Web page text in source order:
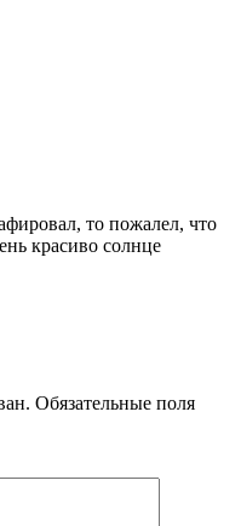
то пожалел, что
красиво солнце
Обязательные поля